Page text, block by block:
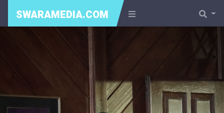
SWARAMEDIA.COM